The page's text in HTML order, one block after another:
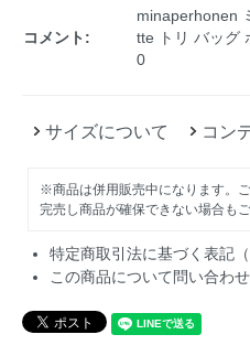
コメント:
minaperhonen
tte トリ バッグ
0
サイズについて コン
※商品は併用販売中になります。
完売し商品が確保できない場合もご
特定商取引法に基づく表記（
この商品について問い合わ